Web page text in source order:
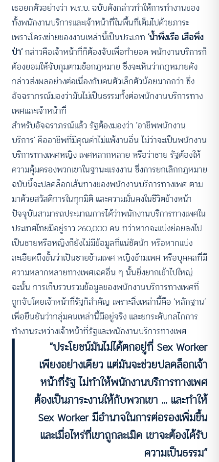
เธอยกตัวอย่างว่า พ.ร.บ. ฉบับดังกล่าวทำให้การทำงานของ
ทั้งพนักงานบริการและเจ้าหน้าที่ในพื้นที่เต็มไปด้วยภาระ
เพราะโครงข่ายของงานเหล่านี้เป็นประเภท ‘น้ำพึ่งเรือ เสือพึ่ง
ป่า’กล่าวคือเจ้าหน้าที่ก็ต้องจับเพื่อทำยอด พนักงานบริการก็
ต้องยอมให้จับกุมตามข้อกฎหมาย ซึ่งจะเห็นว่ากฎหมายดัง
กล่าวส่งผลอย่างต่อเนื่องกับคนตัวเล็กตัวน้อยมากกว่า ซึ่ง
อัจฉราภรณ์มองว่ามันไม่เป็นธรรมทั้งต่อพนักงานบริการทาง
เพศและเจ้าหน้าที่
สำหรับอัจฉราภรณ์แล้ว รัฐต้องมองว่า ‘อาชีพพนักงาน
บริการ’ คืออาชีพที่มีคุณค่าไม่แพ้งานอื่น ไม่ว่าจะเป็นพนักงาน
บริการทางเพศหญิง เพศหลากหลาย หรือว่าชาย รัฐต้องให้
ความคุ้มครองพวกเขาในฐานะแรงงาน ซึ่งการยกเลิกกฎหมาย
ฉบับนี้จะปลดล็อกเส้นทางของพนักงานบริการทางเพศ ตาม
มาด้วยสวัสดิการในทุกมิติ และความมั่นคงในชีวิตข้างหน้า
ปัจจุบันสามารถประมาณการได้ว่าพนักงานบริการทางเพศใน
ประเทศไทยมีอยู่ราว 260,000 คน ทว่าหากจะแบ่งย่อยลงไป
เป็นชายหรือหญิงก็ยังไม่มีข้อมูลที่แน่ชัดนัก หรือหากแบ่ง
ละเอียดถึงขั้นว่าเป็นชายข้ามเพศ หญิงข้ามเพศ หรือบุคคลที่มี
ความหลากหลายทางเพศเฉดอื่น ๆ นั้นยิ่งยากเข้าไปใหญ่
ฉะนั้น การเก็บรวบรวมข้อมูลของพนักงานบริการทางเพศที่
ถูกจับโดยเจ้าหน้าที่รัฐก็สำคัญ เพราะสิ่งเหล่านี้คือ ‘หลักฐาน’
เพื่อยืนยันว่ากลุ่มคนเหล่านี้มีอยู่จริง และยกระดับกลไกการ
ทำงานระหว่างเจ้าหน้าที่รัฐและพนักงานบริการทางเพศ
“ประโยชน์มันไม่ได้ตกอยู่ที่ Sex Worker
เพียงอย่างเดียว แต่มันจะช่วยปลดล็อกเจ้า
หน้าที่รัฐ ไม่ทำให้พนักงานบริการทางเพศ
ต้องเป็นภาระงานให้กับพวกเขา … และทำให้
Sex Worker มีอำนาจในการต่อรองเพิ่มขึ้น
และเมื่อไหร่ที่เขาถูกละเมิด เขาจะต้องได้รับ
ความเป็นธรรม”